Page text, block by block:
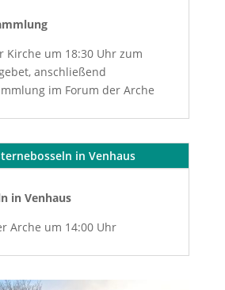
Kirche um 18:30 Uhr zum
anschließend
im Forum der Arche
in Venhaus
in Venhaus
Arche um 14:00 Uhr